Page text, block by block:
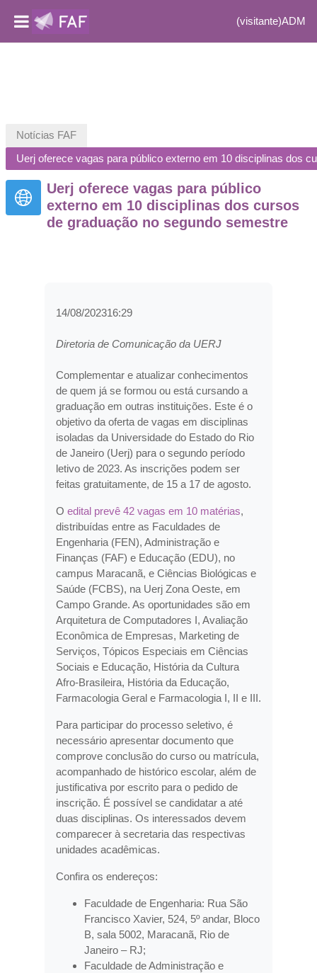
(visitante)ADM
Notícias FAF
Uerj oferece vagas para público externo em 10 disciplinas dos
Uerj oferece vagas para público
externo em 10 disciplinas dos cursos
de graduação no segundo semestre
14/08/202316:29
Diretoria de Comunicação da UERJ
Complementar e atualizar conhecimentos
de quem já se formou ou está cursando a
graduação em outras instituições. Este é o
objetivo da oferta de vagas em disciplinas
isoladas da Universidade do Estado do Rio
de Janeiro (Uerj) para o segundo período
letivo de 2023. As inscrições podem ser
feitas gratuitamente, de 15 a 17 de agosto.
O edital prevê 42 vagas em 10 matérias,
distribuídas entre as Faculdades de
Engenharia (FEN), Administração e
Finanças (FAF) e Educação (EDU), no
campus Maracanã, e Ciências Biológicas e
Saúde (FCBS), na Uerj Zona Oeste, em
Campo Grande. As oportunidades são em
Arquitetura de Computadores I, Avaliação
Econômica de Empresas, Marketing de
Serviços, Tópicos Especiais em Ciências
Sociais e Educação, História da Cultura
Afro-Brasileira, História da Educação,
Farmacologia Geral e Farmacologia I, II e III.
Para participar do processo seletivo, é
necessário apresentar documento que
comprove conclusão do curso ou matrícula,
acompanhado de histórico escolar, além de
justificativa por escrito para o pedido de
inscrição. É possível se candidatar a até
duas disciplinas. Os interessados devem
comparecer à secretaria das respectivas
unidades acadêmicas.
Confira os endereços:
Faculdade de Engenharia: Rua São
Francisco Xavier, 524, 5º andar, Bloco
B, sala 5002, Maracanã, Rio de
Janeiro – RJ;
Faculdade de Administração e